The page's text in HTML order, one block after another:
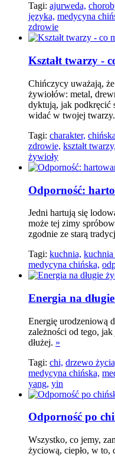
Tagi: ajurweda,
języka, medycyna
zdrowie
Kształt twarzy -
Chińczycy uważają,
żywiołów: metal,
dyktują, jak podkręcić
widać w twojej twarzy.
Tagi: charakter,
zdrowie, kształt twarzy,
żywioły
Odporność:
Jedni hartują się
może tej zimy
zgodnie ze starą
Tagi: kuchnia, kuchnia
medycyna chińska,
Energia na
Energię urodzeniową
zależności od tego,
dłużej. »
Tagi: chi, drzewo
medycyna chińska,
yang, yin
Odporność po
Wszystko, co jemy,
życiową, ciepło, w to,